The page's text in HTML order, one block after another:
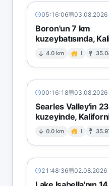
05:16:06 03.08.2026
Boron'un 7 km
kuzeybatısında,
4.0 km I
00:16:18 03.08.2026
Searles Valley'in
kuzeyinde,
0.0 km I
21:48:36 02.08.2026